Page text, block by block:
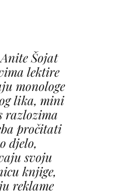
Šojat
lektire
monologe
lika, mini
razlozima
pročitati
djelo,
svoju
knjige,
reklame